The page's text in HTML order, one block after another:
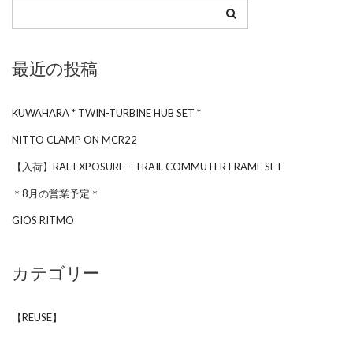
最近の投稿
KUWAHARA * TWIN-TURBINE HUB SET *
NITTO CLAMP ON MCR22
【入荷】RAL EXPOSURE – TRAIL COMMUTER FRAME SET
＊8月の営業予定＊
GIOS RITMO
カテゴリー
【REUSE】